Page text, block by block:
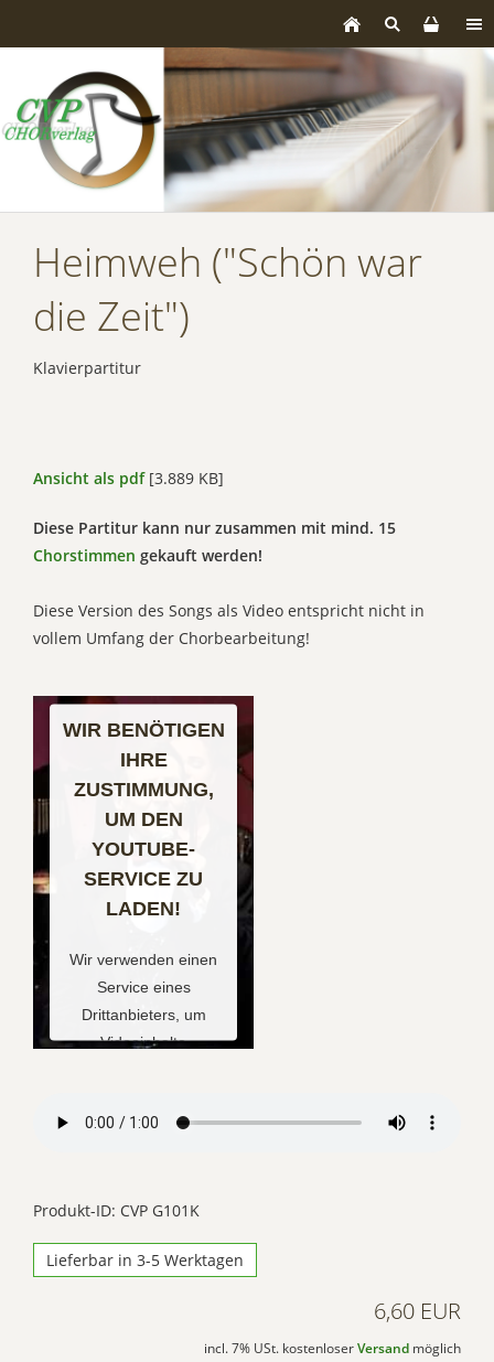
Heimweh ("Schön war
die Zeit")
Klavierpartitur
Ansicht als pdf[3.889 KB]
Diese Partitur kann nur zusammen mit mind. 15
Chorstimmen gekauft werden!
Diese Version des Songs als Video entspricht nicht in
vollem Umfang der Chorbearbeitung!
WIR BENÖTIGEN
IHRE
ZUSTIMMUNG,
UM DEN
YOUTUBE-
SERVICE ZU
LADEN!
Wir verwenden einen
Service eines
Drittanbieters, um
Videoinhalte
Ihren Aktivitäten
und stimmen Sie der
zu, um dieses Video
Produkt-ID: CVP G101K
Lieferbar in 3-5 Werktagen
6,60 EUR
incl. 7% USt. kostenloser Versand möglich